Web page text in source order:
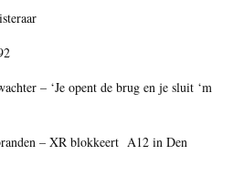
– ‘Je opent de brug en je sluit ‘m
– XR blokkeert A12 in Den